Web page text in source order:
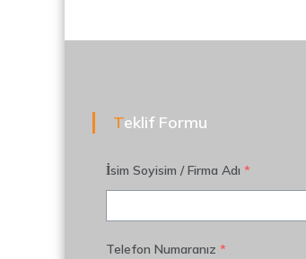
,
p
Teklif Formu
İsim Soyisim / Firma Adı *
Telefon Numaranız *